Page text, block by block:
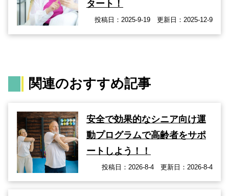
タート！
投稿日：2025-9-19 更新日：2025-12-9
関連のおすすめ記事
安全で効果的なシニア向け運
動プログラムで高齢者をサポ
ートしよう！！
投稿日：2026-8-4 更新日：2026-8-4